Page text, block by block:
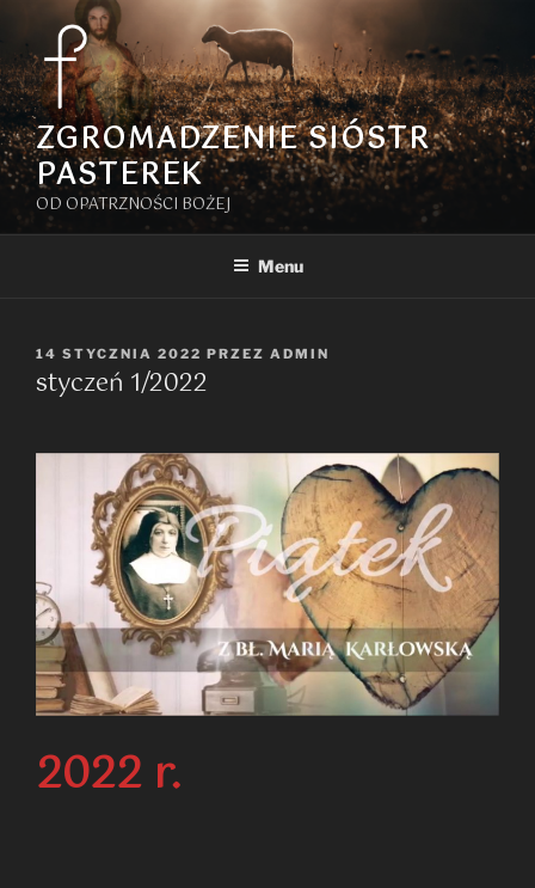
Przejdź
treści
ZGROMADZENIE SIÓSTR
PASTEREK
OD OPATRZNOŚCI BOŻEJ
Menu
OPUBLIKOWANE
W
14 STYCZNIA 2022 PRZEZ ADMIN
styczeń 1/2022
2022 r.